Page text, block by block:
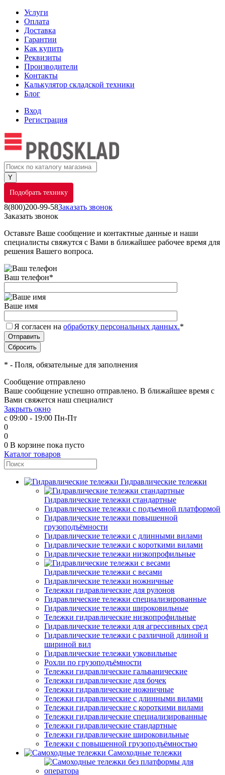
Услуги
Оплата
Доставка
Гарантии
Как купить
Реквизиты
Производители
Контакты
Калькулятор складской техники
Блог
Вход
Регистрация
Подобрать технику
8(800)200-99-58Заказать звонок
Заказать звонок
Оставьте Ваше сообщение и контактные данные и наши
специалисты свяжутся с Вами в ближайшее рабочее время для
решения Вашего вопроса.
Ваш телефон*
Ваше имя
Я согласен на обработку персональных данных.*
* - Поля, обязательные для заполнения
Сообщение отправлено
Ваше сообщение успешно отправлено. В ближайшее время с
Вами свяжется наш специалист
Закрыть окно
с 09:00 - 19:00 Пн-Пт
0
0
0 В корзине пока пусто
Каталог товаров
Гидравлические тележки
Гидравлические тележки стандартные
Гидравлические тележки с подъемной платформой
Гидравлические тележки повышенной
грузоподъёмности
Гидравлические тележки с длинными вилами
Гидравлические тележки с короткими вилами
Гидравлические тележки низкопрофильные
Гидравлические тележки с весами
Гидравлические тележки ножничные
Тележки гидравлические для рулонов
Гидравлические тележки специализированные
Гидравлические тележки широковильные
Тележки гидравлические низкопрофильные
Гидравлические тележки для агрессивных сред
Гидравлические тележки с различной длиной и
шириной вил
Гидравлические тележки узковильные
Рохли по грузоподъёмности
Тележки гидравлические гальванические
Тележки гидравлические для бочек
Тележки гидравлические ножничные
Тележки гидравлические с длинными вилами
Тележки гидравлические с короткими вилами
Тележки гидравлические специализированные
Тележки гидравлические стандартные
Тележки гидравлические широковильные
Тележки с повышенной грузоподъёмностью
Самоходные тележки